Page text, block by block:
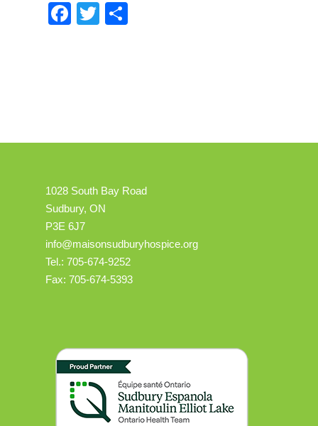
Facebook
Twitter
1028 South Bay Road
Sudbury, ON
P3E 6J7
info@maisonsudburyhospice.org
Tel.: 705-674-9252
Fax: 705-674-5393